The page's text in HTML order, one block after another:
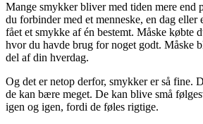
Mange smykker bliver med tiden mere end
du forbinder med et menneske, en dag eller
fået et smykke af én bestemt. Måske købte
hvor du havde brug for noget godt. Måske
del af din hverdag.
Og det er netop derfor, smykker er så fine.
de kan bære meget. De kan blive små
igen og igen, fordi de føles rigtige.